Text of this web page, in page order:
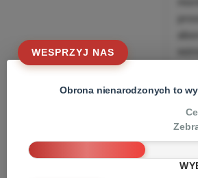
WESPRZYJ NAS
Obrona nienarodzonych to